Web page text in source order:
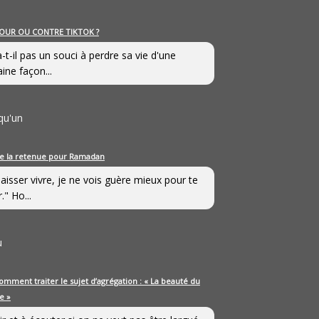
OU CONTRE TIKTOK ?
t-il pas un souci à perdre sa vie d'une
façon...
la retenue pour Ramadan
vivre, je ne vois guère mieux pour te
Ho...
traiter le sujet d’agrégation : « La beauté du
»